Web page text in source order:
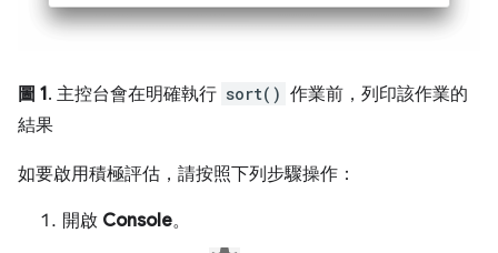
圖 1. 主控台會在明確執行 sort() 作業前，列印該作業的
結果
如要啟用積極評估，請按照下列步驟操作：
開啟 Console。